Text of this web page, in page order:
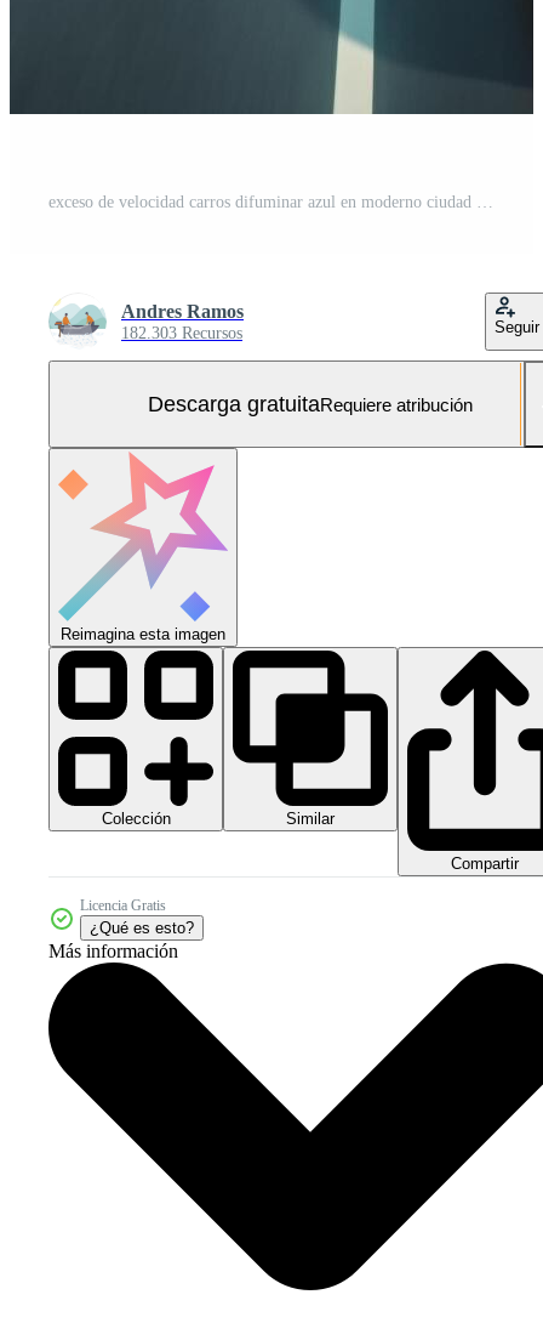
exceso de velocidad carros difuminar azul en moderno ciudad prisa generado por ai Foto Gratis
Andres Ramos
182.303 Recursos Seguir
Descarga gratuitaRequiere atribución
Reimagina esta imagen
Colección Similar
Compartir
Licencia Gratis
¿Qué es esto?
Más información